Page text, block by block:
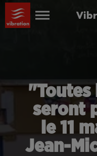
"Toutes
seront
le 11
Jean-